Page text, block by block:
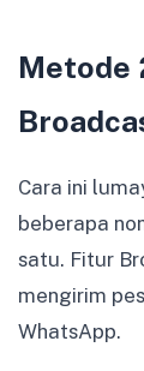
Metode
Cara ini
beberapa
satu. Fitur
mengirim
WhatsApp.